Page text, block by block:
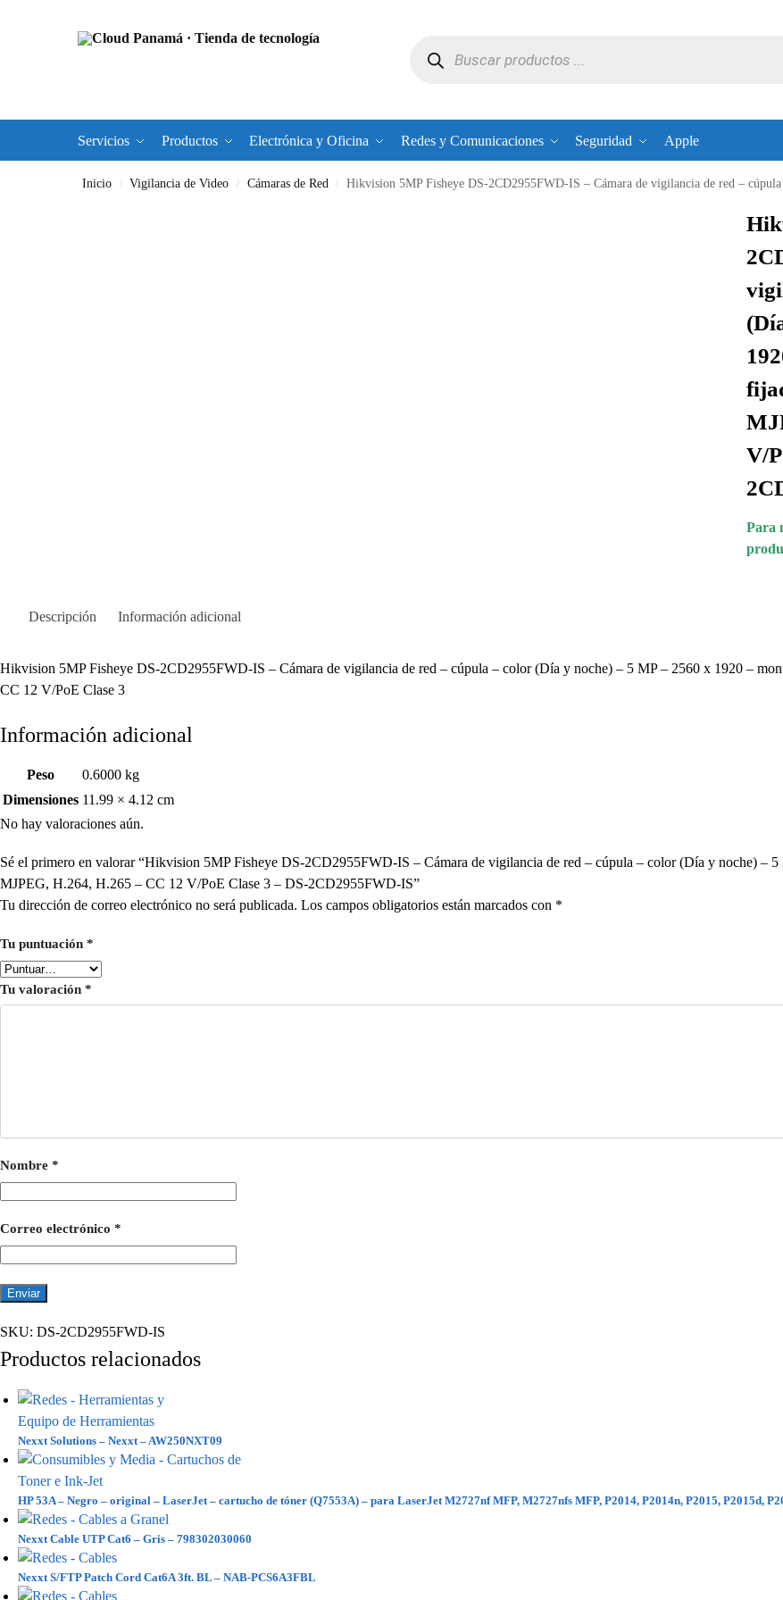
Servicios Productos Electrónica y Oficina Redes y Comunicaciones Seguridad Apple
Inicio / Vigilancia de Video / Cámaras de Red / Hikvision 5MP Fisheye DS-2CD2955FWD-IS – Cámara de vigilancia de red – cúpula – color (Día y noche) – 5 MP – 2560 x 1920 – montaje
V/
Para
Descripción Información adicional
Hikvision 5MP Fisheye DS-2CD2955FWD-IS – Cámara de vigilancia de red – cúpula – color (Día y noche) – 5 MP – 2560 x 1920 –
CC 12 V/PoE Clase 3
Información adicional
Peso
0.6000 kg
Dimensiones 11.99 × 4.12 cm
No hay valoraciones aún.
Sé el primero en valorar “Hikvision 5MP Fisheye DS-2CD2955FWD-IS – Cámara de vigilancia de red – cúpula – color (Día y noche)
MJPEG, H.264, H.265 – CC 12 V/PoE Clase 3 – DS-2CD2955FWD-IS”
Tu dirección de correo electrónico no será publicada. Los campos obligatorios están marcados con *
Tu puntuación *
Tu valoración *
Nombre *
Correo electrónico *
SKU: DS-2CD2955FWD-IS
Productos relacionados
Nexxt Solutions – Nexxt – AW250NXT09
HP 53A – Negro – original – LaserJet – cartucho de tóner (Q7553A) – para LaserJet M2727nf MFP, M2727nfs MFP, P2014, P2014n, P2015, P2015d,
Nexxt Cable UTP Cat6 – Gris – 798302030060
Nexxt S/FTP Patch Cord Cat6A 3ft. BL – NAB-PCS6A3FBL